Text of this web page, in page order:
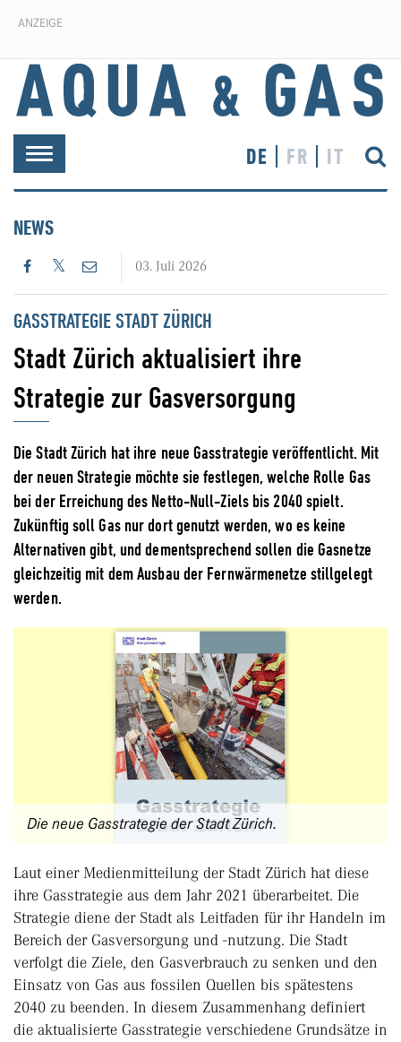
ANZEIGE
Toggle
navigation
DE FR IT
NEWS
03. Juli 2026
GASSTRATEGIE STADT ZÜRICH
Stadt Zürich aktualisiert ihre
Strategie zur Gasversorgung
Die Stadt Zürich hat ihre neue Gasstrategie veröffentlicht. Mit
der neuen Strategie möchte sie festlegen, welche Rolle Gas
bei der Erreichung des Netto-Null-Ziels bis 2040 spielt.
Zukünftig soll Gas nur dort genutzt werden, wo es keine
Alternativen gibt, und dementsprechend sollen die Gasnetze
gleichzeitig mit dem Ausbau der Fernwärmenetze stillgelegt
werden.
Die neue Gasstrategie der Stadt Zürich.
Laut einer Medienmitteilung der Stadt Zürich hat diese
ihre Gasstrategie aus dem Jahr 2021 überarbeitet. Die
Strategie diene der Stadt als Leitfaden für ihr Handeln im
Bereich der Gasversorgung und -nutzung. Die Stadt
verfolgt die Ziele, den Gasverbrauch zu senken und den
Einsatz von Gas aus fossilen Quellen bis spätestens
2040 zu beenden. In diesem Zusammenhang definiert
die aktualisierte Gasstrategie verschiedene Grundsätze in